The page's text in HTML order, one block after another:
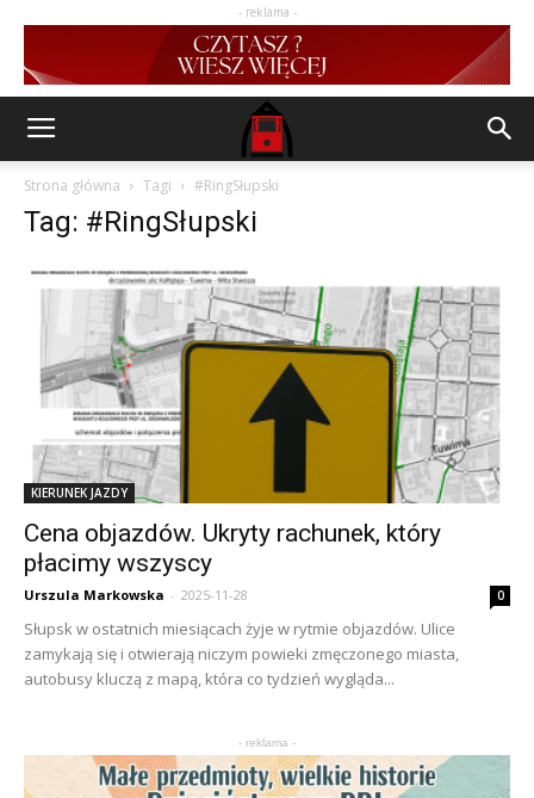
- reklama -
Strona główna Tagi #RingSłupski
Tag: #RingSłupski
KIERUNEK JAZDY
Cena objazdów. Ukryty rachunek, który
płacimy wszyscy
Urszula Markowska - 2025-11-28 0
Słupsk w ostatnich miesiącach żyje w rytmie objazdów. Ulice
zamykają się i otwierają niczym powieki zmęczonego miasta,
autobusy kluczą z mapą, która co tydzień wygląda...
- reklama -